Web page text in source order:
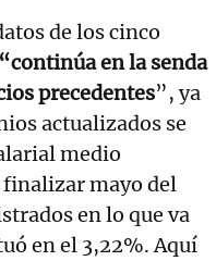
de los cinco
“continúa en la senda
precedentes”, ya
actualizados se
medio
mayo del
en lo que va
en el 3,22%. Aquí